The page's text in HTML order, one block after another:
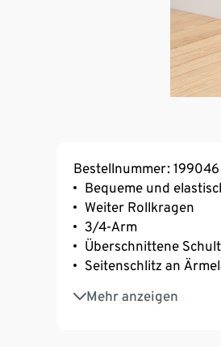
Bestellnummer: 199046
Bequeme und
Weiter Rollkragen
3/4-Arm
Überschnittene
Seitenschlitz an
Mehr anzeigen
Mit Elasthan: